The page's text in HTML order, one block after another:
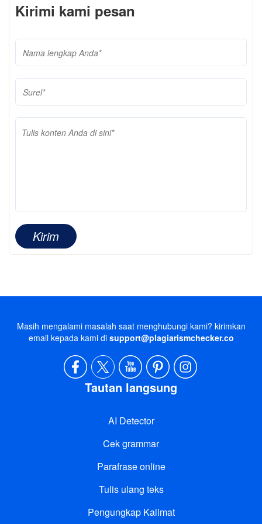
Kirimi kami pesan
Kirim
Masih mengalami masalah saat menghubungi kami? kirimkan
email kepada kami di support@plagiarismchecker.co
Tautan langsung
AI Detector
Cek grammar
Parafrase online
Tulis ulang teks
Pengungkap Kalimat